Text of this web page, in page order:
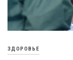
ЗДОРОВЬЕ